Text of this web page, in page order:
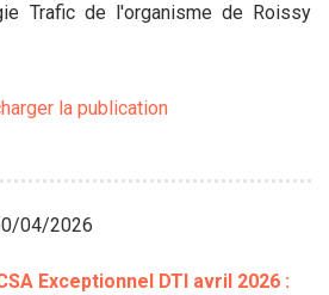
Trafic de l'organisme de Roissy
la publication
04/2026
Exceptionnel DTI avril 2026 :